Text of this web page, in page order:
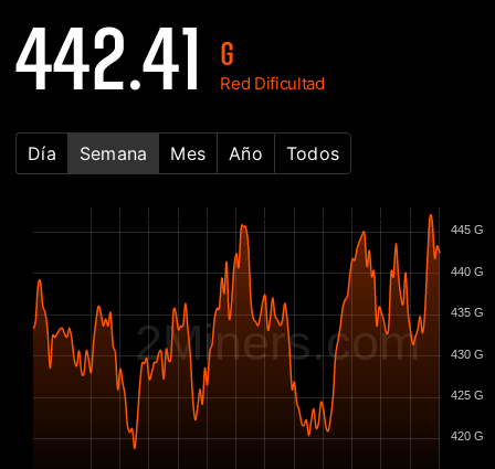
442.41 G
Red Dificultad
Día Semana Mes Año Todos
2Miners.com
420 G
425 G
430 G
435 G
440 G
445 G